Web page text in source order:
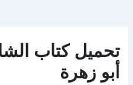
أبو زهرة